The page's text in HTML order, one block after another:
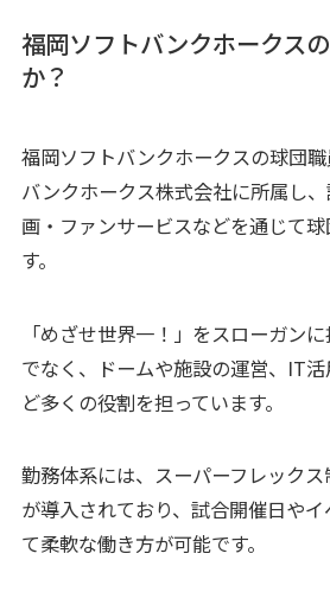
福岡ソフトバンクホークス
か？
福岡ソフトバンクホークスの球団
バンクホークス株式会社に所属し
画・ファンサービスなどを通じて
す。
「めざせ世界一！」をスローガン
でなく、ドームや施設の運営、IT
ど多くの役割を担っています。
勤務体系には、スーパーフレック
が導入されており、試合開催日や
て柔軟な働き方が可能です。